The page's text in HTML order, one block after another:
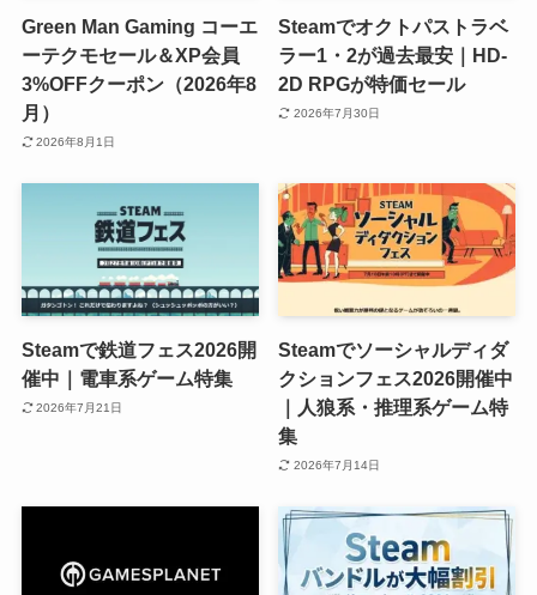
Green Man Gaming コーエ
ーテクモセール＆XP会員
3%OFFクーポン（2026年8
月）
2026年8月1日
Steamでオクトパストラベ
ラー1・2が過去最安｜HD-
2D RPGが特価セール
2026年7月30日
Steamで鉄道フェス2026開
催中｜電車系ゲーム特集
2026年7月21日
Steamでソーシャルディダ
クションフェス2026開催中
｜人狼系・推理系ゲーム特
集
2026年7月14日